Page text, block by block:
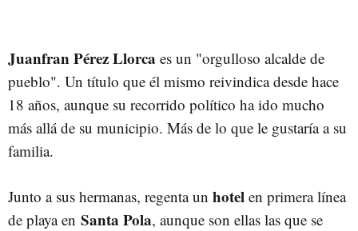
Juanfran Pérez Llorca es un "orgulloso alcalde de
pueblo". Un título que él mismo reivindica desde hace
18 años, aunque su recorrido político ha ido mucho
más allá de su municipio. Más de lo que le gustaría a su
familia.
Junto a sus hermanas, regenta un hotel en primera línea
de playa en Santa Pola, aunque son ellas las que se